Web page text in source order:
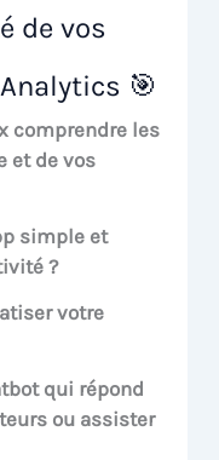
de vos
🎯
comprendre les
et de vos
simple et
?
votre
qui répond
ou assister